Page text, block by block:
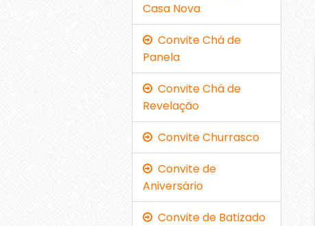
Casa Nova
Convite Chá de
Panela
Convite Chá de
Revelação
Convite Churrasco
Convite de
Aniversário
Convite de Batizado